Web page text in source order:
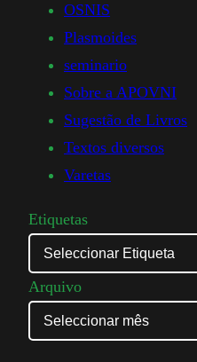
OSNIS
Plasmoides
seminario
Sobre a APOVNI
Sugestão de Livros
Textos diversos
Varetas
Etiquetas
Arquivo